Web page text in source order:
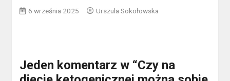
6 września 2025 Urszula Sokołowska
Jeden komentarz w “Czy na